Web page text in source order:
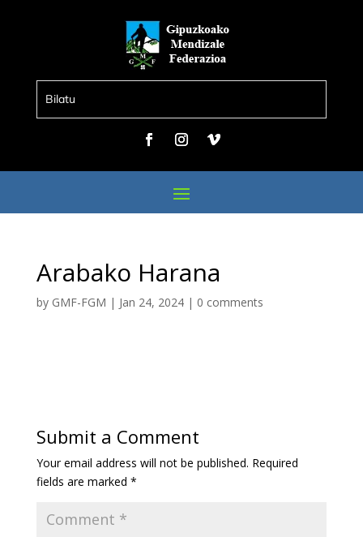
Arabako Harana
by GMF-FGM | Jan 24, 2024| 0 comments
Submit a Comment
Your email address will not be published. Required
fields are marked *